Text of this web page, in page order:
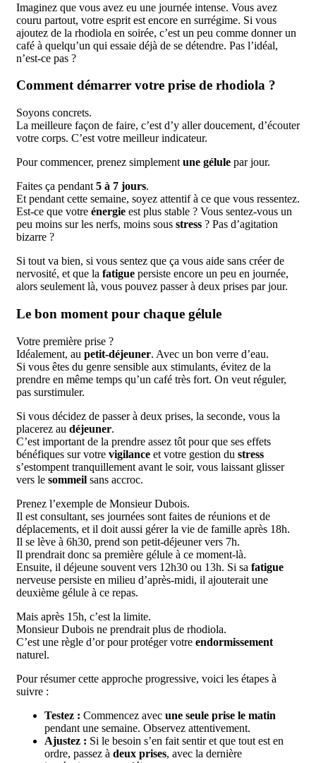
Imaginez que vous avez eu une journée intense. Vous avez
couru partout, votre esprit est encore en surrégime. Si vous
ajoutez de la rhodiola en soirée, c’est un peu comme donner un
café à quelqu’un qui essaie déjà de se détendre. Pas l’idéal,
n’est-ce pas ?
Comment démarrer votre prise de rhodiola ?
Soyons concrets.
La meilleure façon de faire, c’est d’y aller doucement, d’écouter
votre corps. C’est votre meilleur indicateur.
Pour commencer, prenez simplement une gélule par jour.
Faites ça pendant 5 à 7 jours.
Et pendant cette semaine, soyez attentif à ce que vous ressentez.
Est-ce que votre énergie est plus stable ? Vous sentez-vous un
peu moins sur les nerfs, moins sous stress ? Pas d’agitation
bizarre ?
Si tout va bien, si vous sentez que ça vous aide sans créer de
nervosité, et que la fatigue persiste encore un peu en journée,
alors seulement là, vous pouvez passer à deux prises par jour.
Le bon moment pour chaque gélule
Votre première prise ?
Idéalement, au petit-déjeuner. Avec un bon verre d’eau.
Si vous êtes du genre sensible aux stimulants, évitez de la
prendre en même temps qu’un café très fort. On veut réguler,
pas surstimuler.
Si vous décidez de passer à deux prises, la seconde, vous la
placerez au déjeuner.
C’est important de la prendre assez tôt pour que ses effets
bénéfiques sur votre vigilance et votre gestion du stress
s’estompent tranquillement avant le soir, vous laissant glisser
vers le sommeil sans accroc.
Prenez l’exemple de Monsieur Dubois.
Il est consultant, ses journées sont faites de réunions et de
déplacements, et il doit aussi gérer la vie de famille après 18h.
Il se lève à 6h30, prend son petit-déjeuner vers 7h.
Il prendrait donc sa première gélule à ce moment-là.
Ensuite, il déjeune souvent vers 12h30 ou 13h. Si sa fatigue
nerveuse persiste en milieu d’après-midi, il ajouterait une
deuxième gélule à ce repas.
Mais après 15h, c’est la limite.
Monsieur Dubois ne prendrait plus de rhodiola.
C’est une règle d’or pour protéger votre endormissement
naturel.
Pour résumer cette approche progressive, voici les étapes à
suivre :
Testez : Commencez avec une seule prise le matin
pendant une semaine. Observez attentivement.
Ajustez : Si le besoin s’en fait sentir et que tout est en
ordre, passez à deux prises, avec la dernière